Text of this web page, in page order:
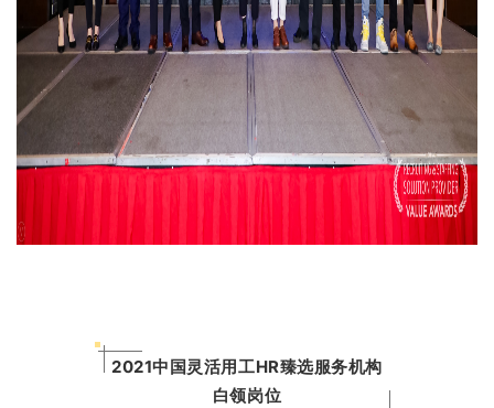
2021中国灵活用工HR臻选服务机构
白领岗位